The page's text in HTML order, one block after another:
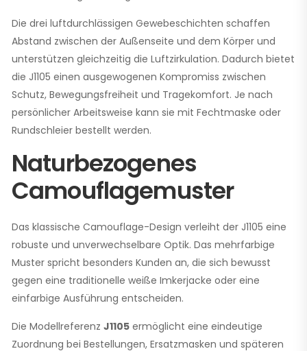
Die drei luftdurchlässigen Gewebeschichten schaffen
Abstand zwischen der Außenseite und dem Körper und
unterstützen gleichzeitig die Luftzirkulation. Dadurch bietet
die J1105 einen ausgewogenen Kompromiss zwischen
Schutz, Bewegungsfreiheit und Tragekomfort. Je nach
persönlicher Arbeitsweise kann sie mit Fechtmaske oder
Rundschleier bestellt werden.
Naturbezogenes
Camouflagemuster
Das klassische Camouflage-Design verleiht der J1105 eine
robuste und unverwechselbare Optik. Das mehrfarbige
Muster spricht besonders Kunden an, die sich bewusst
gegen eine traditionelle weiße Imkerjacke oder eine
einfarbige Ausführung entscheiden.
Die Modellreferenz J1105 ermöglicht eine eindeutige
Zuordnung bei Bestellungen, Ersatzmasken und späteren